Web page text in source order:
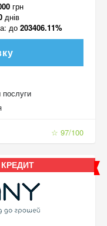
грн
днів
до 203406.11%
послуги
☆ 97/100